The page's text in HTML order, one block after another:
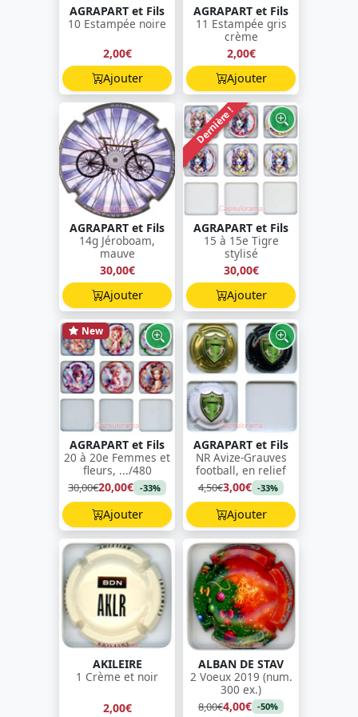
AGRAPART et Fils
10 Estampée noire
2,00€
Ajouter
AGRAPART et Fils
11 Estampée gris
crème
2,00€
Ajouter
AGRAPART et Fils
14g Jéroboam,
mauve
30,00€
Ajouter
Dernière !
AGRAPART et Fils
15 à 15e Tigre
stylisé
30,00€
Ajouter
New
AGRAPART et Fils
20 à 20e Femmes et
fleurs, .../480
30,00€20,00€ -33%
Ajouter
AGRAPART et Fils
NR Avize-Grauves
football, en relief
4,50€3,00€ -33%
Ajouter
AKILEIRE
1 Crème et noir
2,00€
ALBAN DE STAV
2 Voeux 2019 (num.
300 ex.)
8,00€4,00€ -50%